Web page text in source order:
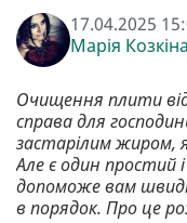
17.04.2025
Марія Козкіна
Очищення плити
справа для
застарілим жиром,
Але є один простий
допоможе вам
в порядок. Про це